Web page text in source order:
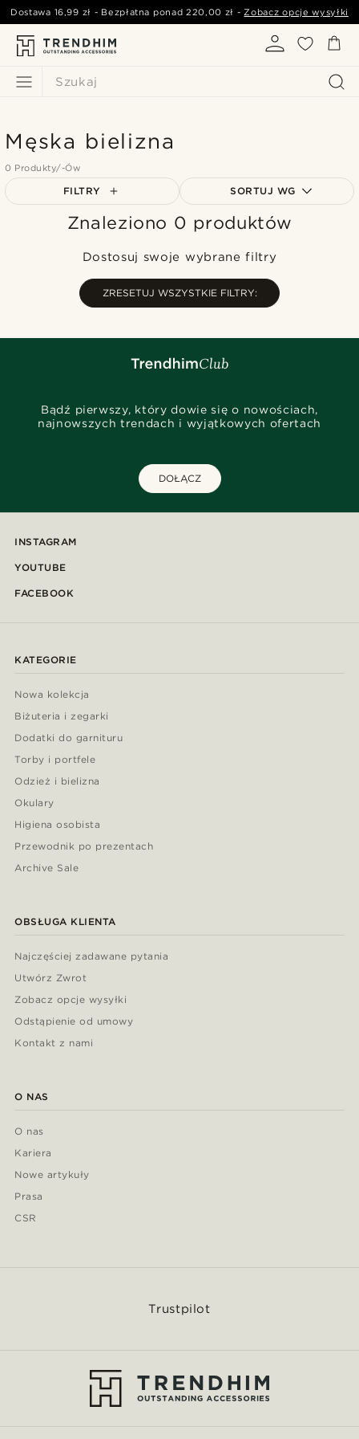
Szukaj
Dostawa 16,99 zł - Bezpłatna ponad220,00 zł -Zobacz opcje wysyłki
Męska bielizna
0 Produkty/-Ów
FILTRY SORTUJ WG
Najbardziej popularne
Najniższa cena
Najwyższa cena
Znaleziono 0 produktów
Dostosuj swoje wybrane filtry
ZRESETUJ WSZYSTKIE FILTRY:
Bądź pierwszy, który dowie się o nowościach,
najnowszych trendach i wyjątkowych ofertach
DOŁĄCZ
INSTAGRAM
YOUTUBE
FACEBOOK
KATEGORIE
Nowa kolekcja
Biżuteria i zegarki
Dodatki do garnituru
Torby i portfele
Odzież i bielizna
Okulary
Higiena osobista
Przewodnik po prezentach
Archive Sale
OBSŁUGA KLIENTA
Najczęściej zadawane pytania
Utwórz Zwrot
Zobacz opcje wysyłki
Odstąpienie od umowy
Kontakt z nami
O NAS
O nas
Kariera
Nowe artykuły
Prasa
CSR
Trustpilot